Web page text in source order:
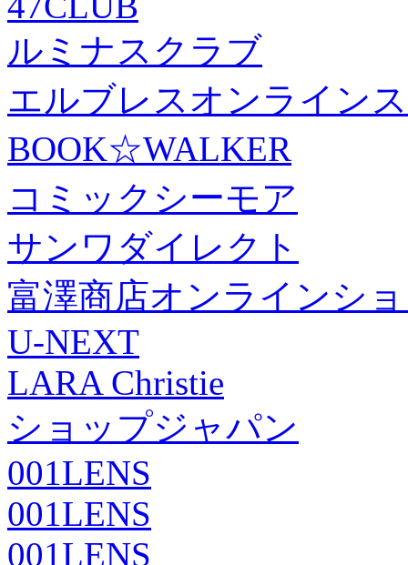
ルミナスクラブ
エルブレスオンライン
BOOK☆WALKER
コミックシーモア
サンワダイレクト
富澤商店オンラインシ
U-NEXT
LARA Christie
ショップジャパン
001LENS
001LENS
001LENS